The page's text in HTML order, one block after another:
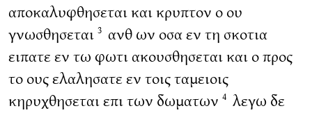
αποκαλυφθησεται και κρυπτον ο ου
γνωσθησεται 3 ανθ ων οσα εν τη σκοτια
ειπατε εν τω φωτι ακουσθησεται και ο προς
το ους ελαλησατε εν τοις ταμειοις
κηρυχθησεται επι των δωματων 4 λεγω δε